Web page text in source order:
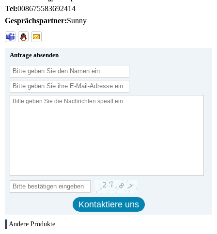
Tel:008675583692414
Gesprächspartner:Sunny
Anfrage absenden
Andere Produkte